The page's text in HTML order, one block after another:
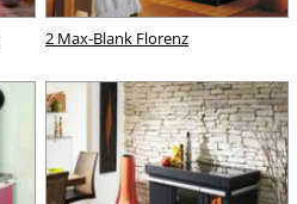
2 Max-Blank Florenz